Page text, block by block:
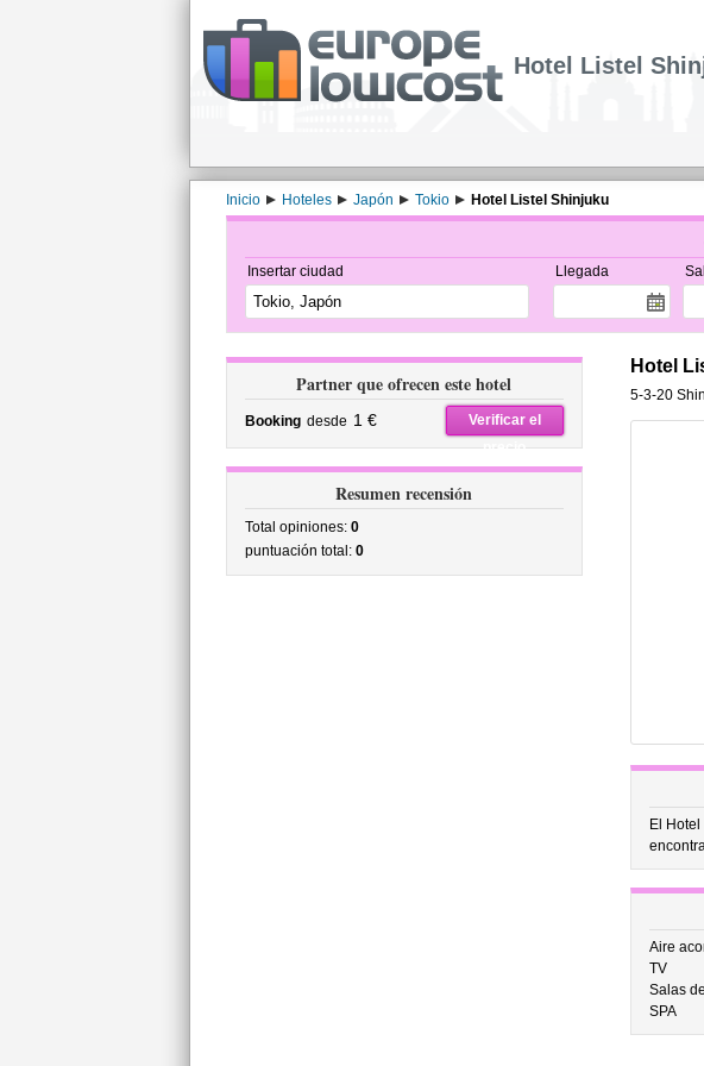
Hotel Listel
Inicio Hoteles Japón Tokio Hotel Listel Shinjuku
Insertar ciudad Llegada
Partner que ofrecen este hotel
Booking desde 1 €
Verificar el
precio
Resumen recensión
Total opiniones: 0
puntuación total: 0
Hotel
5-3-20
El
Aire
TV
Salas
SPA